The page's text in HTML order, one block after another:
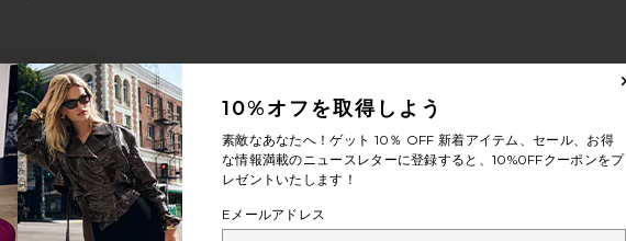
ドレス
に入りSELENA ドレス
今トレン
ド！
過去48時間で
17回販売され
ました
お気に入りALERIE ドレス10%オフを取得しよう
素敵なあなたへ！ゲット 10％ OFF 新着アイテム、セール、お得
な情報満載のニュースレターに登録すると、10%0FFクーポンをプ
レゼントいたします！
Eメールアドレス